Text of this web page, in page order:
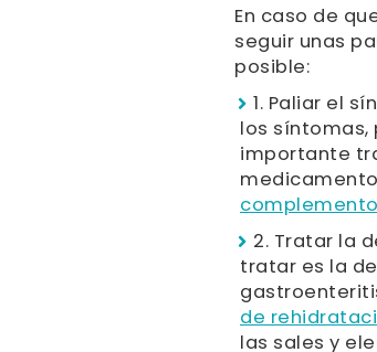
En caso de
seguir unas
posible:
1. Paliar el
los síntomas,
importante
2. Tratar la
tratar es la
de
las sales y